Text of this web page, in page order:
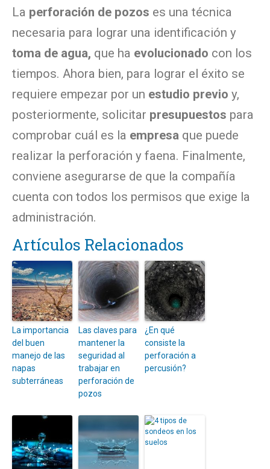
La perforación de pozos es una técnica
necesaria para lograr una identificación y
toma de agua, que ha evolucionado con los
tiempos. Ahora bien, para lograr el éxito se
requiere empezar por un estudio previo y,
posteriormente, solicitar presupuestos para
comprobar cuál es la empresa que puede
realizar la perforación y faena. Finalmente,
conviene asegurarse de que la compañía
cuenta con todos los permisos que exige la
administración.
Artículos Relacionados
La importancia
del buen
manejo de las
napas
subterráneas
Las claves para
mantener la
seguridad al
trabajar en
perforación de
pozos
¿En qué
consiste la
perforación a
percusión?